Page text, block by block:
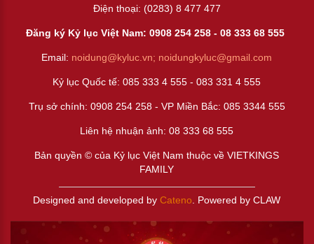
Điện thoại: (0283) 8 477 477
Đăng ký Kỷ lục Việt Nam: 0908 254 258 -08 333 68 555
Email: noidung@kyluc.vn; noidungkyluc@gmail.com
Kỷ lục Quốc tế: 085 333 4 555 - 083 331 4 555
Trụ sở chính: 0908 254 258 - VP Miền Bắc: 085 3344 555
Liên hệ nhuận ảnh:08 333 68 555
Bản quyền © của Kỷ lục Việt Nam thuộc về VIETKINGS
FAMILY
Designed and developed byCateno . Powered by CLAW